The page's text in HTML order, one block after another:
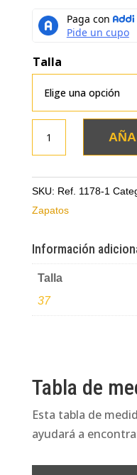
Talla
cuero
con
en
yute
cantidad
SKU: Ref. 1178-1
Zapatos
Información
Talla
37
Tabla de
Esta tabla de
ayudará a